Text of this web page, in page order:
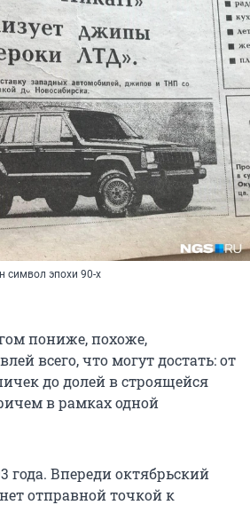
символ эпохи 90-х
пониже, похоже,
всего, что могут достать: от
до долей в строящейся
в рамках одной
года. Впереди октябрьский
отправной точкой к